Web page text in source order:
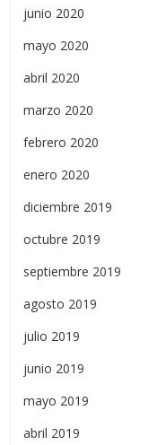
junio 2020
mayo 2020
abril 2020
marzo 2020
febrero 2020
enero 2020
diciembre 2019
octubre 2019
septiembre 2019
agosto 2019
julio 2019
junio 2019
mayo 2019
abril 2019